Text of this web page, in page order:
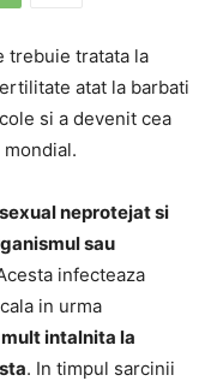
trebuie tratata la
atat la barbati
si a devenit cea
neprotejat si
sau
infecteaza
in urma
intalnita la
. In timpul sarcinii